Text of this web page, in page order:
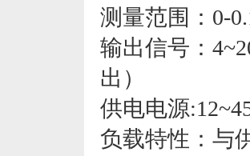
测量范围：0-
输出信号：
出）
供电电源
负载特性：与